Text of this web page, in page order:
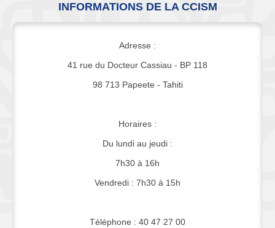
INFORMATIONS DE LA CCISM
Adresse :
41 rue du Docteur Cassiau - BP 118
98 713 Papeete - Tahiti
Horaires :
Du lundi au jeudi :
7h30 à 16h
Vendredi : 7h30 à 15h
Téléphone : 40 47 27 00